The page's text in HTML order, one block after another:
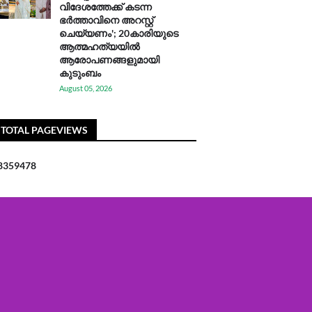
വിദേശത്തേക്ക് കടന്ന
ഭർത്താവിനെ അറസ്റ്റ്
ചെയ്യണം'; 20കാരിയുടെ
ആത്മഹത്യയിൽ
ആരോപണങ്ങളുമായി
കുടുംബം
August 05, 2026
TOTAL PAGEVIEWS
359478